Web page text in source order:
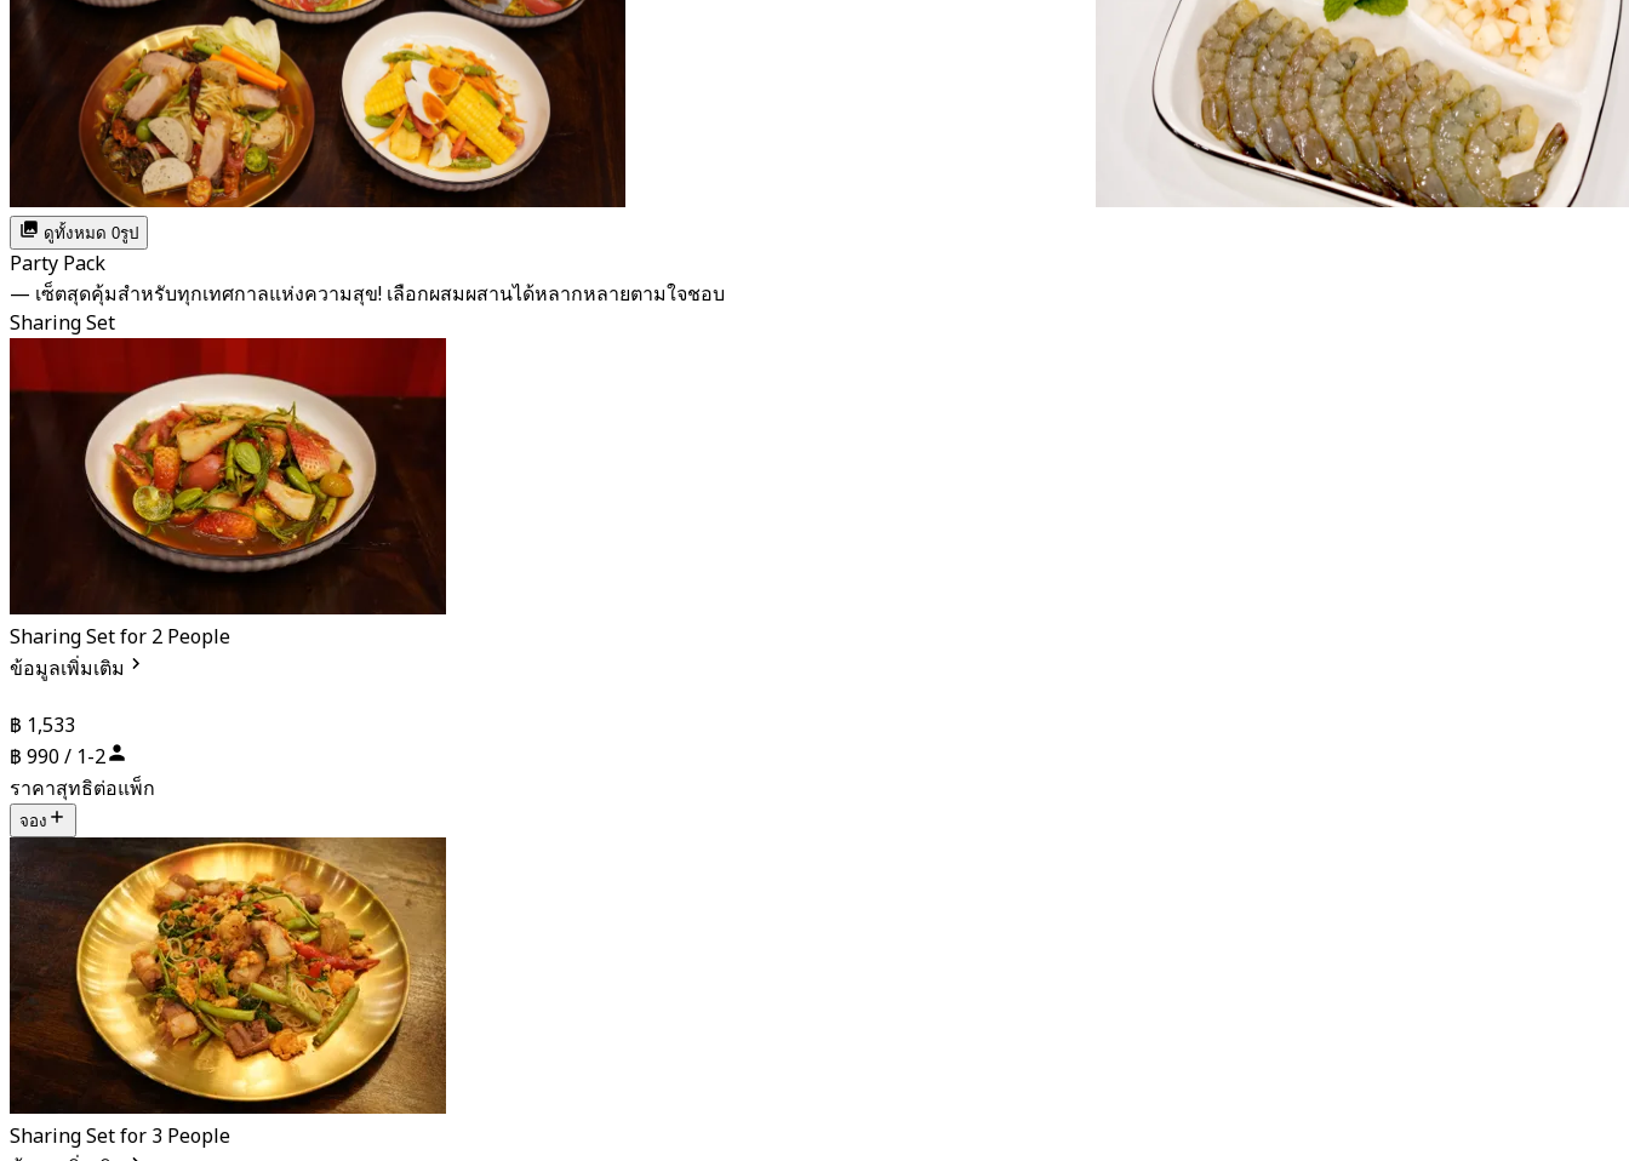
ดูทั้งหมด 0รูป
Party Pack
— เซ็ตสุดคุ้มสำหรับทุกเทศกาลแห่งความสุข! เลือกผสมผสานได้หลากหลายตามใจชอบ
Sharing Set
Sharing Set for 2 People
ข้อมูลเพิ่มเติม
฿ 1,533
฿ 990 / 1-2
ราคาสุทธิต่อแพ็ก
จอง
Sharing Set for 3 People